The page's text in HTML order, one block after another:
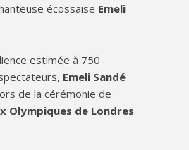
écossaise Emeli
estimée à 750
Emeli Sandé
de la cérémonie de
Olympiques de Londres